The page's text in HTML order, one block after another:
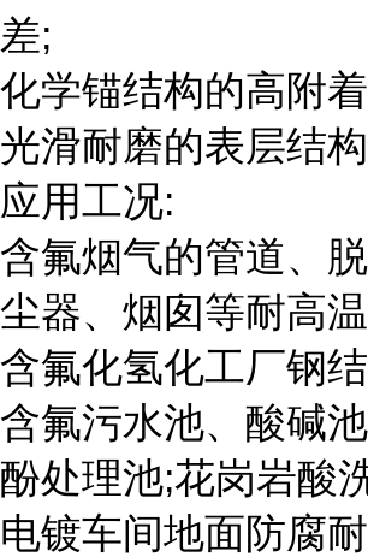
差;
化学锚结构的高附
光滑耐磨的表层结
应用工况:
含氟烟气的管道、
尘器、烟囱等耐高
含氟化氢化工厂钢
含氟污水池、酸碱
酚处理池;花岗岩酸
电镀车间地面防腐